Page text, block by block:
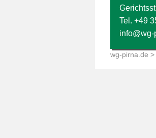
Tel. +49
wg-pirna.de >